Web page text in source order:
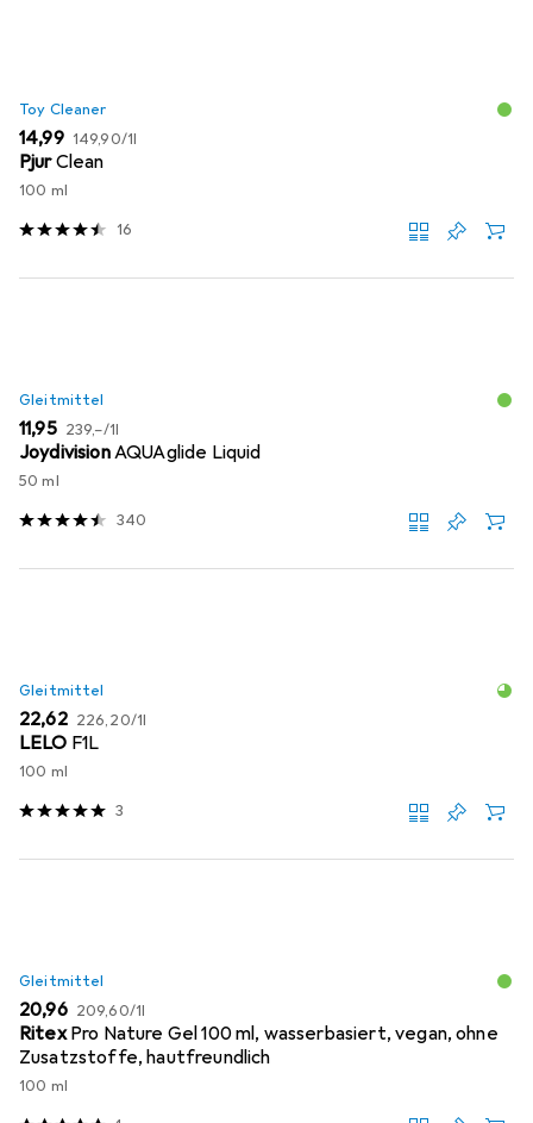
Toy Cleaner
EUR
14,99 EUR
149,90/1l
PjurClean
100 ml
16
Gleitmittel
EUR
11,95 EUR
239,–/1l
JoydivisionAQUAglide Liquid
50 ml
340
Gleitmittel
EUR
22,62 EUR
226,20/1l
LELO F1L
100 ml
3
Gleitmittel
EUR
20,96 EUR
209,60/1l
Ritex Pro Nature Gel 100 ml, wasserbasiert, vegan, ohne
Zusatzstoffe, hautfreundlich
100 ml